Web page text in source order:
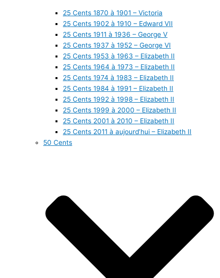
25 Cents 1870 à 1901 – Victoria
25 Cents 1902 à 1910 – Edward VII
25 Cents 1911 à 1936 – George V
25 Cents 1937 à 1952 – George VI
25 Cents 1953 à 1963 – Elizabeth II
25 Cents 1964 à 1973 – Elizabeth II
25 Cents 1974 à 1983 – Elizabeth II
25 Cents 1984 à 1991 – Elizabeth II
25 Cents 1992 à 1998 – Elizabeth II
25 Cents 1999 à 2000 – Elizabeth II
25 Cents 2001 à 2010 – Elizabeth II
25 Cents 2011 à aujourd’hui – Elizabeth II
50 Cents